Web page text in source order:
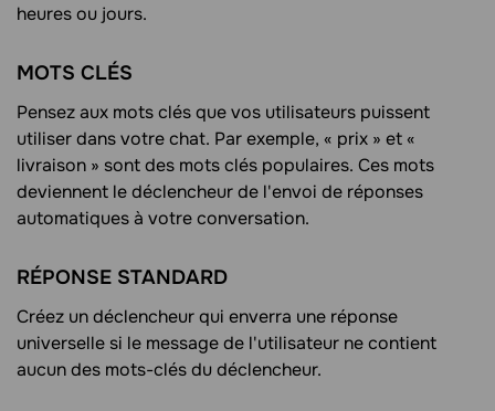
heures ou jours.
MOTS CLÉS
Pensez aux mots clés que vos utilisateurs puissent
utiliser dans votre chat. Par exemple, « prix » et «
livraison » sont des mots clés populaires. Ces mots
deviennent le déclencheur de l'envoi de réponses
automatiques à votre conversation.
RÉPONSE STANDARD
Créez un déclencheur qui enverra une réponse
universelle si le message de l'utilisateur ne contient
aucun des mots-clés du déclencheur.